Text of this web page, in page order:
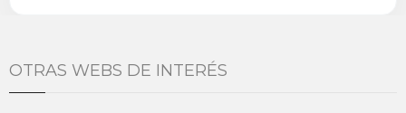
OTRAS WEBS DE INTERÉS